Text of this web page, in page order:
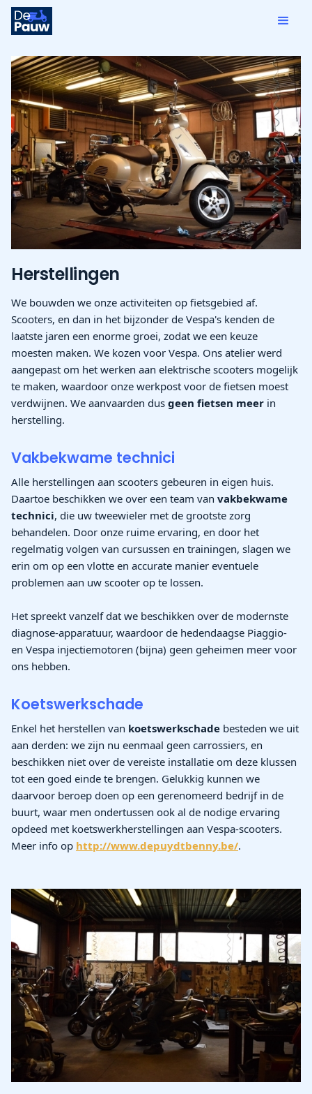
Herstellingen
We bouwden we onze activiteiten op fietsgebied af.
Scooters, en dan in het bijzonder de Vespa's kenden de
laatste jaren een enorme groei, zodat we een keuze
moesten maken. We kozen voor Vespa. Ons atelier werd
aangepast om het werken aan elektrische scooters mogelijk
te maken, waardoor onze werkpost voor de fietsen moest
verdwijnen. We aanvaarden dus geen fietsen meer in
herstelling.
Vakbekwame technici
Alle herstellingen aan scooters gebeuren in eigen huis.
Daartoe beschikken we over een team van vakbekwame
technici, die uw tweewieler met de grootste zorg
behandelen. Door onze ruime ervaring, en door het
regelmatig volgen van cursussen en trainingen, slagen we
erin om op een vlotte en accurate manier eventuele
problemen aan uw scooter op te lossen.
Het spreekt vanzelf dat we beschikken over de modernste
diagnose-apparatuur, waardoor de hedendaagse Piaggio-
en Vespa injectiemotoren (bijna) geen geheimen meer voor
ons hebben.
Koetswerkschade
Enkel het herstellen van koetswerkschade besteden we uit
aan derden: we zijn nu eenmaal geen carrossiers, en
beschikken niet over de vereiste installatie om deze klussen
tot een goed einde te brengen. Gelukkig kunnen we
daarvoor beroep doen op een gerenomeerd bedrijf in de
buurt, waar men ondertussen ook al de nodige ervaring
opdeed met koetswerkherstellingen aan Vespa-scooters.
Meer info op http://www.depuydtbenny.be/.